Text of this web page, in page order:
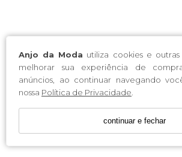
Anjo da Moda utiliza cookies e
melhorar sua experiência de
anúncios, ao continuar navegando
nossa Política de Privacidade
continuar e fechar